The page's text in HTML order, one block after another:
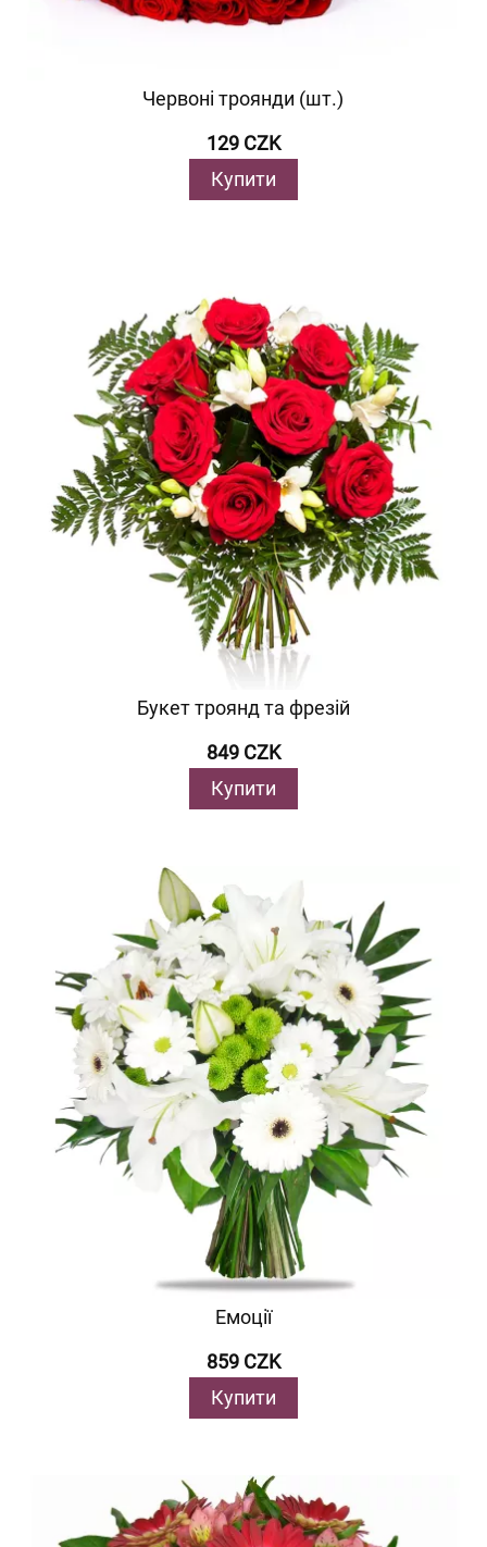
Червоні троянди (шт.)
129 CZK
Купити
Букет троянд та фрезій
849 CZK
Купити
Емоції
859 CZK
Купити